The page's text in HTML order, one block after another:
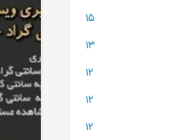
15
13
12
12
12